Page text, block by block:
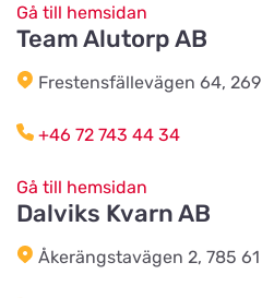
för
Virkesvägen 3
Källby Zoologiska
Sjökvarnsvägen 20B
Gå till hemsidan
Team Alutorp AB
Frestensfällevägen 64,
+46 72 743 44 34
Gå till hemsidan
Dalviks Kvarn AB
Åkerängstavägen 2, 785